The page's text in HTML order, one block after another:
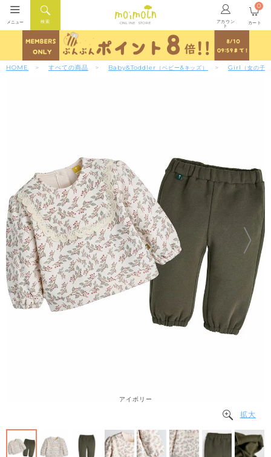
ONLINE STORE アカウン
ト
検索
メニュー カート
0
HOME すべての商品 Baby&Toddler （ベビー&キッズ） Girl （女の子）
アイボリー
拡大